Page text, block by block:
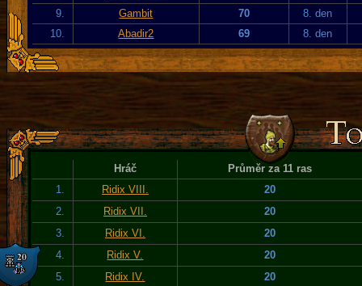
9.
Gambit 70
8. den
10.
Abadir2 69 8. den
Hráč
Průměr za 11 ras
1.
Ridix VIII.
20
2.
Ridix VII.
20
3.
Ridix VI.
20
4.
Ridix V.
20
5.
Ridix IV.
20